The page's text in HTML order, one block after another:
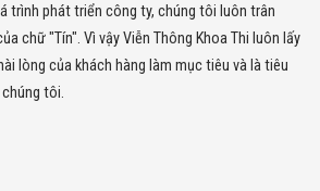
trình phát triển công ty, chúng tôi luôn trân
chữ "Tín". Vì vậy Viễn Thông Khoa Thi luôn lấy
lòng của khách hàng làm mục tiêu và là tiêu
tôi.